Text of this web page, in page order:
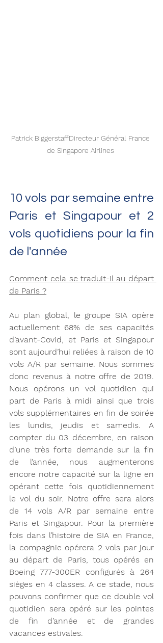
Patrick BiggerstaffDirecteur Général France
de Singapore Airlines
10 vols par semaine entre
Paris et Singapour et 2
vols quotidiens pour la fin
de l'année
Comment cela se traduit-il au départ
de Paris ?
Au plan global, le groupe SIA opère
actuellement 68% de ses capacités
d’avant-Covid, et Paris et Singapour
sont aujourd’hui reliées à raison de 10
vols A/R par semaine. Nous sommes
donc revenus à notre offre de 2019.
Nous opérons un vol quotidien qui
part de Paris à midi ainsi que trois
vols supplémentaires en fin de soirée
les lundis, jeudis et samedis. A
compter du 03 décembre, en raison
d’une très forte demande sur la fin
de l’année, nous augmenterons
encore notre capacité sur la ligne en
opérant cette fois quotidiennement
le vol du soir. Notre offre sera alors
de 14 vols A/R par semaine entre
Paris et Singapour. Pour la première
fois dans l’histoire de SIA en France,
la compagnie opérera 2 vols par jour
au départ de Paris, tous opérés en
Boeing 777-300ER configurés à 264
sièges en 4 classes. A ce stade, nous
pouvons confirmer que ce double vol
quotidien sera opéré sur les pointes
de fin d’année et de grandes
vacances estivales.